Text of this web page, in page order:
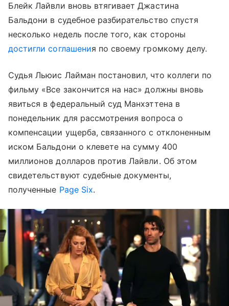
Блейк Лайвли вновь втягивает Джастина
Бальдони в судебное разбирательство спустя
несколько недель после того, как стороны
достигли соглашения по своему громкому делу.
Судья Льюис Лайман постановил, что коллеги по
фильму «Все закончится на нас» должны вновь
явиться в федеральный суд Манхэттена в
понедельник для рассмотрения вопроса о
компенсации ущерба, связанного с отклоненным
иском Бальдони о клевете на сумму 400
миллионов долларов против Лайвли. Об этом
свидетельствуют судебные документы,
полученные Page Six.